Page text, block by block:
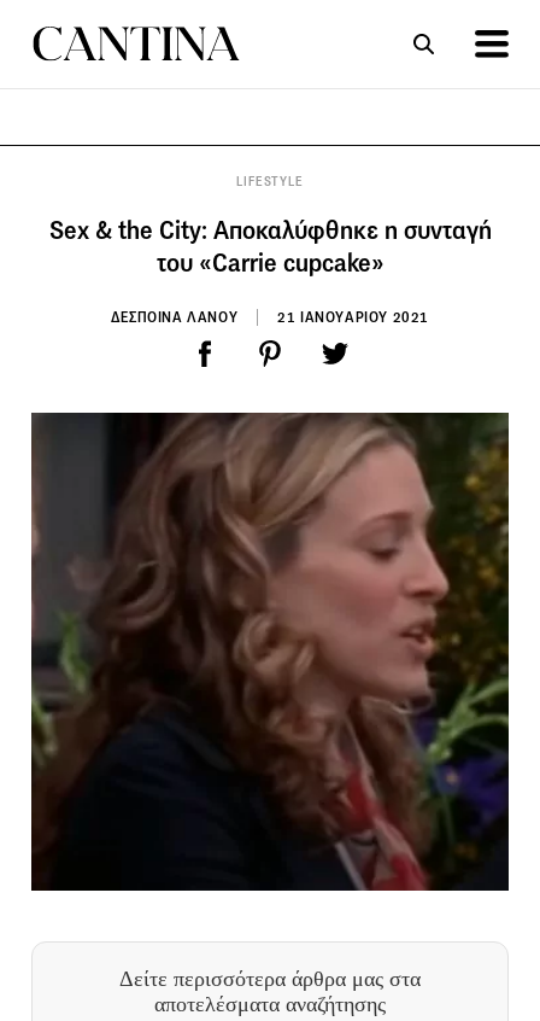
LIFESTYLE
Sex & the City: Αποκαλύφθηκε η συνταγή
του «Carrie cupcake»
ΔΕΣΠΟΙΝΑ ΛΑΝΟΥ 21 ΙΑΝΟΥΑΡΙΟΥ 2021
Δείτε περισσότερα άρθρα μας στα
αποτελέσματα αναζήτησης